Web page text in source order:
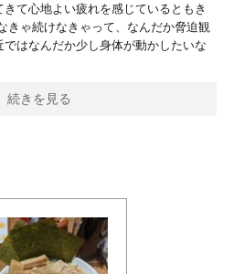
て心地よい疲れを感じているともき
きゃ続けなきゃって、なんだか脅迫観
はなんだか少し身体が動かしたいな
続きを見る